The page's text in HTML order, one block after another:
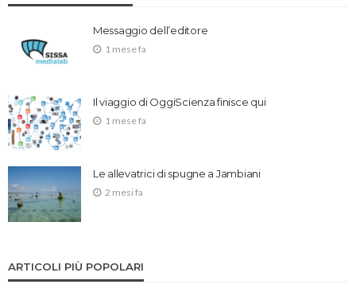
Messaggio dell’editore
1 mese fa
Il viaggio di OggiScienza finisce qui
1 mese fa
Le allevatrici di spugne a Jambiani
2 mesi fa
ARTICOLI PIÙ POPOLARI